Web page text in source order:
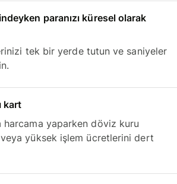
paranızı küresel olarak
tek bir yerde tutun ve saniyeler
kart
harcama yaparken döviz kuru
veya yüksek işlem ücretlerini dert